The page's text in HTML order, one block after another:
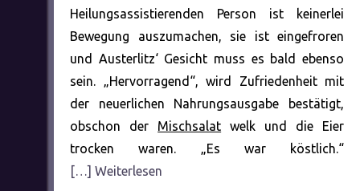
Heilungsassistierenden Person ist keinerlei
Bewegung auszumachen, sie ist eingefroren
und Austerlitz‘ Gesicht muss es bald ebenso
sein. „Hervorragend“, wird Zufriedenheit mit
der neuerlichen Nahrungsausgabe bestätigt,
obschon der Mischsalat welk und die Eier
trocken waren. „Es war köstlich.“
[…] Weiterlesen